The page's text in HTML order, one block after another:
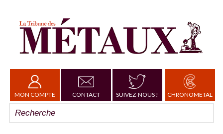
MON COMPTE CONTACT SUIVEZ-NOUS ! CHRONOMETAL